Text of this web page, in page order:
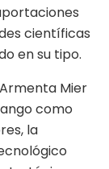
científicas
en su tipo.
Mier
como
la